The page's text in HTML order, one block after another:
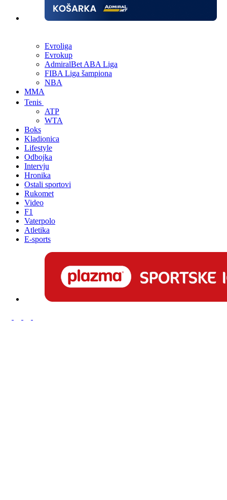
Evroliga
Evrokup
AdmiralBet ABA Liga
FIBA Liga šampiona
NBA
MMA
Tenis
ATP
WTA
Boks
Kladionica
Lifestyle
Odbojka
Intervju
Hronika
Ostali sportovi
Rukomet
Video
F1
Vaterpolo
Atletika
E-sports